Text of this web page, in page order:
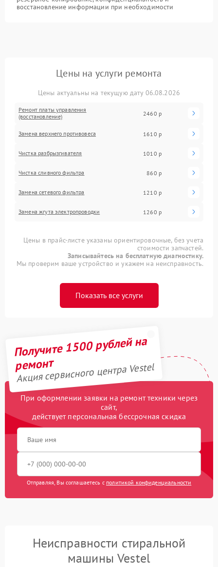
восстановление информации при необходимости
Цены на услуги ремонта
Цены актуальны на текущую дату 06.08.2026
Ремонт платы управления
(восстановление)
2460 р
Замена верхнего противовеса 1610 р
Чистка разбрызгивателя 1010 р
Чистка сливного фильтра 860 р
Замена сетевого фильтра 1210 р
Замена жгута электропроводки 1260 р
Цены в прайс-листе указаны ориентировочные, без учета
стоимости запчастей.
Записывайтесь на бесплатную диагностику.
Мы проверим ваше устройство и укажем на неисправность.
Показать все услуги
Получите 1500 рублей на
ремонт
Акция сервисного центра Vestel
При оформлении заявки на ремонт техники через
сайт,
действует персональная бессрочная скидка
Отправляя, Вы соглашаетесь с политикой конфиденциальности
Неисправности стиральной
машины Vestel